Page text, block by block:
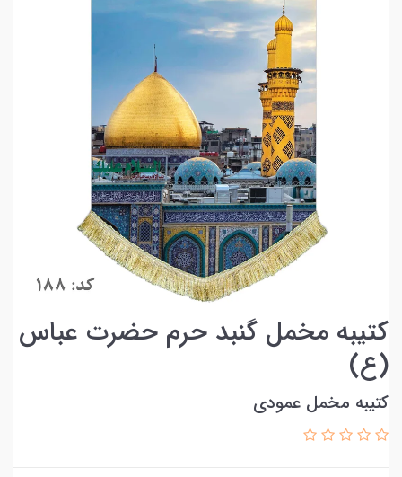
کتیبه مخمل گنبد حرم حضرت عباس
(ع)
کتیبه مخمل عمودی